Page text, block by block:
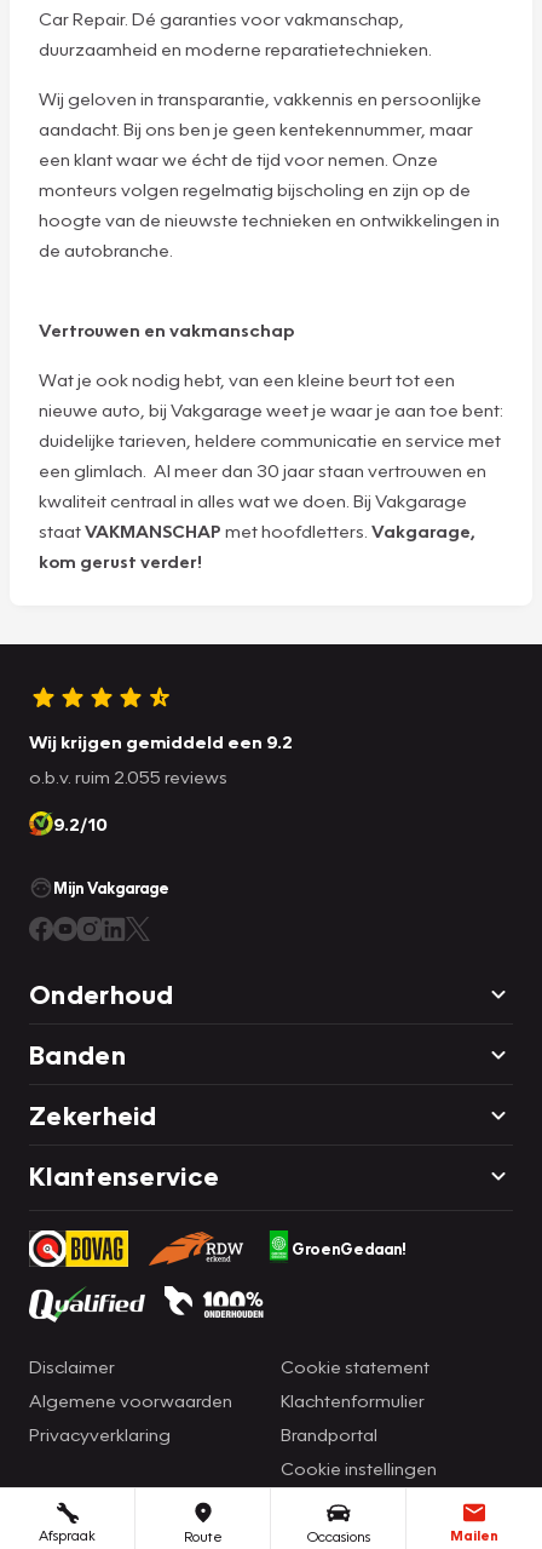
Car Repair. Dé garanties voor vakmanschap,
duurzaamheid en moderne reparatietechnieken.
Wij geloven in transparantie, vakkennis en persoonlijke
aandacht. Bij ons ben je geen kentekennummer, maar
een klant waar we écht de tijd voor nemen. Onze
monteurs volgen regelmatig bijscholing en zijn op de
hoogte van de nieuwste technieken en ontwikkelingen in
de autobranche.
Vertrouwen en vakmanschap
Wat je ook nodig hebt, van een kleine beurt tot een
nieuwe auto, bij Vakgarage weet je waar je aan toe bent:
duidelijke tarieven, heldere communicatie en service met
een glimlach. Al meer dan 30 jaar staan vertrouwen en
kwaliteit centraal in alles wat we doen. Bij Vakgarage
staatVAKMANSCHAP met hoofdletters. Vakgarage,
kom gerust verder!
Afspraak Route Occasions Mailen
Wij krijgen gemiddeld een 9.2
o.b.v. ruim 2.055 reviews
9.2/10
Mijn Vakgarage
Onderhoud
Banden
Zekerheid
Klantenservice
GroenGedaan!
Disclaimer
Algemene voorwaarden
Privacyverklaring
Cookie statement
Klachtenformulier
Brandportal
Cookie instellingen